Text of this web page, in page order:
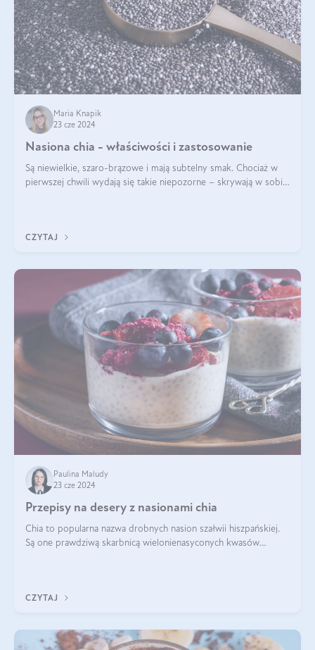
Maria Knapik
23 cze 2024
Nasiona chia - właściwości i zastosowanie
Są niewielkie, szaro-brązowe i mają subtelny smak. Chociaż w
pierwszej chwili wydają się takie niepozorne – skrywają w sobie
CZYTAJ
Paulina Maludy
23 cze 2024
Przepisy na desery z nasionami chia
Chia to popularna nazwa drobnych nasion szałwii hiszpańskiej.
Są one prawdziwą skarbnicą wielonienasyconych kwasów
CZYTAJ